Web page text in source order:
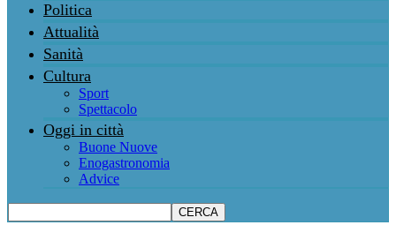
Politica
Attualità
Sanità
Cultura
Sport
Spettacolo
Oggi in città
Buone Nuove
Enogastronomia
Advice